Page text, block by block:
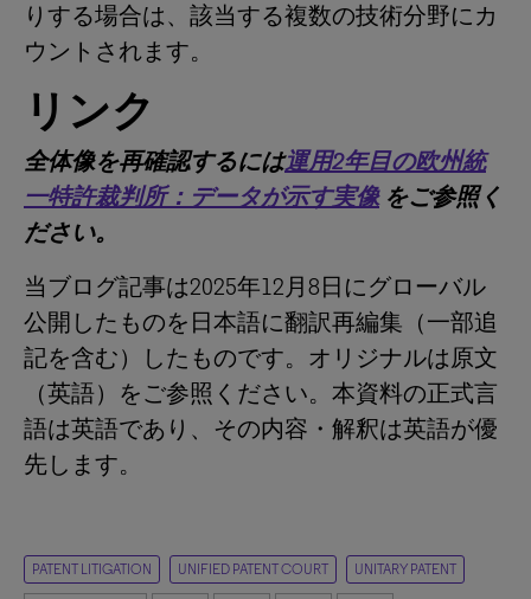
りする場合は、該当する複数の技術分野にカ
ウントされます。
リンク
全体像を再確認するには運用2年目の欧州統
一特許裁判所：データが示す実像 をご参照く
ださい。
当ブログ記事は2025年12月8日にグローバル
公開したものを日本語に翻訳再編集（一部追
記を含む）したものです。オリジナルは原文
（英語）をご参照ください。本資料の正式言
語は英語であり、その内容・解釈は英語が優
先します。
PATENT LITIGATION UNIFIED PATENT COURT UNITARY PATENT